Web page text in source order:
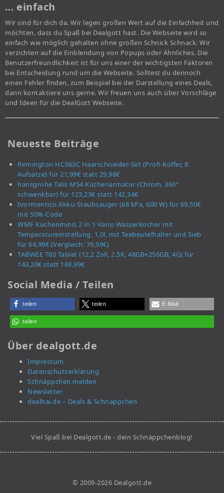
… einfach
Wir sind für dich da. Wir legen großen Wert auf die Einfachheit und
möchten, dass du Spaß bei Dealgott hast. Die Webseite wird so
einfach wie möglich gehalten ohne großen Schnick Schnack. Wir
verzichten auf die Einblendung von Popups oder Ähnliches. Die
Benutzerfreundlichkeit ist für uns einer der wichtigsten Faktoren
bei Entscheidung rund um die Webseite. Solltest du dennoch
einen Fehler finden, zum Beispiel bei der Darstellung eines Deals,
dann kontaktiere uns gerne. Wir freuen uns auch über Vorschläge
und Ideen für die DealGott Webseite.
Neueste Beiträge
Remington HC363C Haarschneider-Set (Profi-Koffer, 8
Aufsätze) für 21,99€ statt 29,98€
hansgrohe Talis M54 Küchenarmatur (Chrom, 360°
schwenkbar) für 123,23€ statt 142,34€
Ivormentico Akku-Staubsauger (68 kPa, 600 W) für 69,50€
mit 50%-Code
WMF Küchenminis 2 in 1 Vario Wasserkocher mit
Temperatureinstellung, 1,0l, mit Teebeutelhalter und Sieb
für 64,99€ (Vergleich: 79,99€)
TABWEE T60 Tablet (12,2 Zoll, 2.5K, 48GB+256GB, 4G) für
143,20€ statt 169,99€
Social Media / Teilen
teilen teilen E-Mail
teilen
Über dealgott.de
Impressum
Datenschutzerklärung
Schnäppchen melden
Newsletter
dealhai.de – Deals & Schnäppchen
Viel Spaß bei Dealgott.de - dein Schnäppchenblog!
© 2009-2026 Dealgott.de